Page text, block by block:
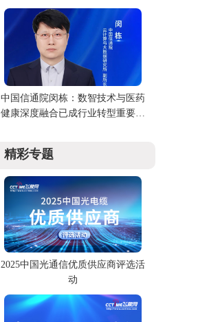
安全屏障
中国信通院闵栋：数智技术与医药
健康深度融合已成行业转型重要引
精彩专题
2025中国光通信优质供应商评选活
动